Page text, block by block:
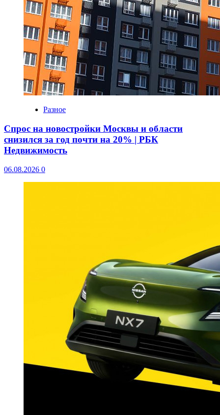
Разное
Спрос на новостройки Москвы и области
снизился за год почти на 20% | РБК
Недвижимость
06.08.2026 0